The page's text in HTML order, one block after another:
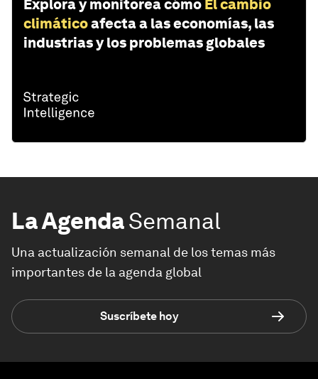
Explora y monitorea cómo El cambio
climáticoafecta a las economías, las
industrias y los problemas globales
La AgendaSemanal
Una actualización semanal de los temas más
importantes de la agenda global
Suscríbete hoy